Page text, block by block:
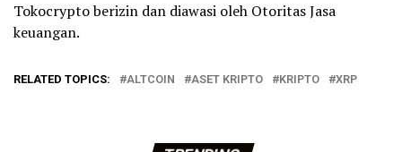
Tokocrypto berizin dan diawasi oleh Otoritas Jasa
keuangan.
RELATED TOPICS: ALTCOIN ASET KRIPTO KRIPTO XRP